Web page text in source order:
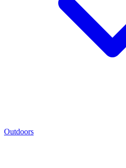
Outdoors